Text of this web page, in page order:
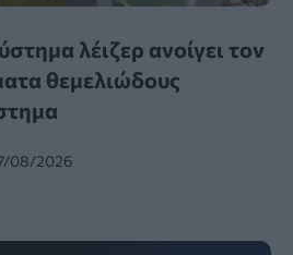
λέιζερ ανοίγει τον
θεμελιώδους
08/2026